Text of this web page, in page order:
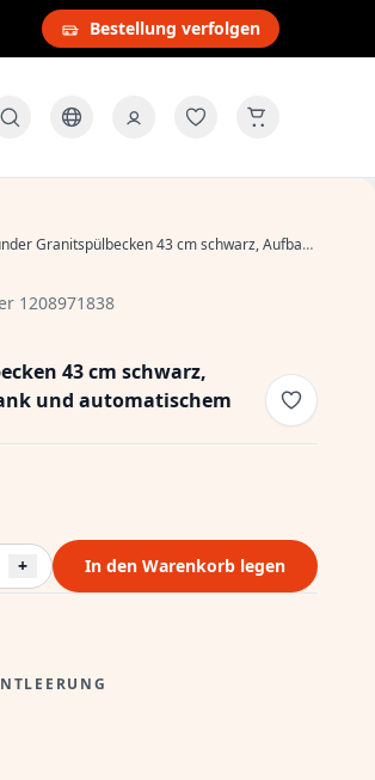
Bestellung verfolgen
schwarz, Aufbau und Unterbau, mit Hahnlochbank und automatischem Kupferstöpsel 1208971838
1208971838
43 cm schwarz,
und automatischem
+ In den Warenkorb legen